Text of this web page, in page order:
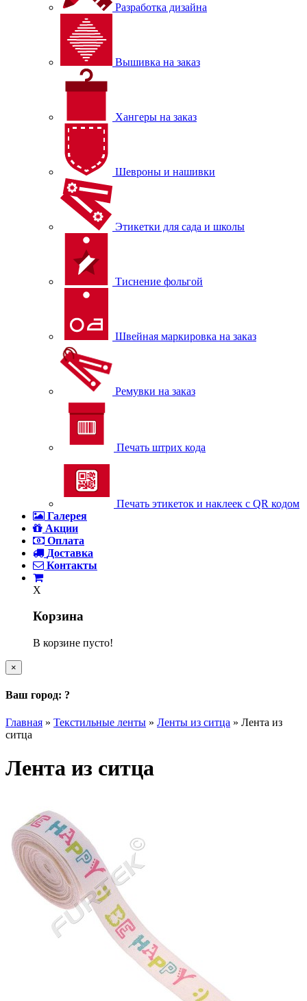
Разработка дизайна
Вышивка на заказ
Хангеры на заказ
Шевроны и нашивки
Этикетки для сада и школы
Тиснение фольгой
Швейная маркировка на заказ
Ремувки на заказ
Печать штрих кода
Печать этикеток и наклеек с QR кодом
Галерея
Акции
Оплата
Доставка
Контакты
X
Корзина
В корзине пусто!
×
Ваш город: ?
Главная » Текстильные ленты » Ленты из ситца » Лента из
ситца
Лента из ситца